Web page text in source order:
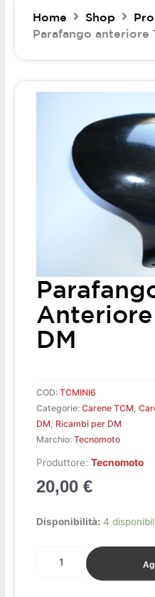
Home Shop
Parafango anteriore
Anteriore
DM
COD:TCMINI6
Categorie:Carene TCM ,
DM Ricambi per DM
Marchio:Tecnomoto
Produttore:Tecnomoto
20,00€
Disponibilità: 4
Parafango